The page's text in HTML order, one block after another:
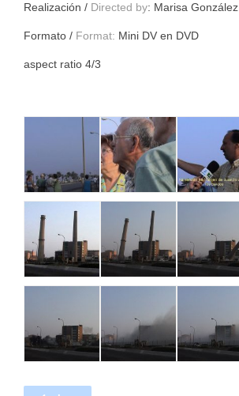
Realización / Directed by: Marisa González
Formato / Format: Mini DV en DVD
aspect ratio 4/3